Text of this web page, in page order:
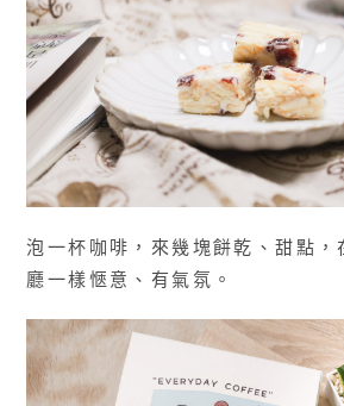
泡一杯咖啡，來幾塊餅乾、甜點，
廳一樣愜意、有氣氛。